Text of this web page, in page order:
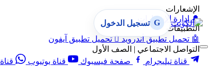
الإشعارات
🔔 إدارة الإشعارات
التطبيقات
🤖 تحميل تطبيق أندرويد  تحميل تطبيق آيفون
التواصل الاجتماعي | الصف الأول
قناة تيليجرام
صفحة فيسبوك قناة يوتيوب
G تسجيل الدخول